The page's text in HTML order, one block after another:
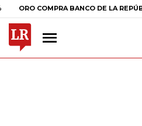
COMPRA BANCO DE LA REPÚBLICA